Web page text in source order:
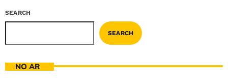
SEARCH
SEARCH
NO AR